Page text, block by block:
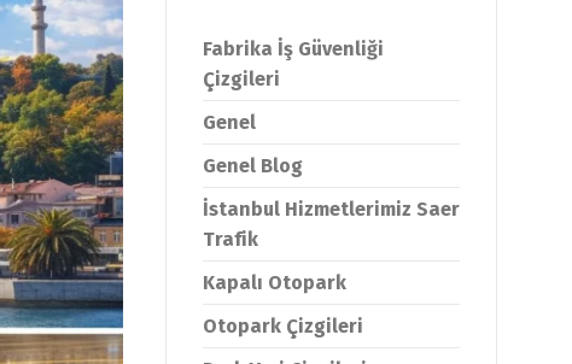
Fabrika İş Güvenliği
Çizgileri
Genel
Genel Blog
İstanbul Hizmetlerimiz Saer
Trafik
Kapalı Otopark
Otopark Çizgileri